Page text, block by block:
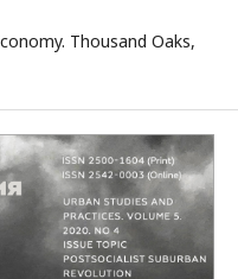
Thousand Oaks,